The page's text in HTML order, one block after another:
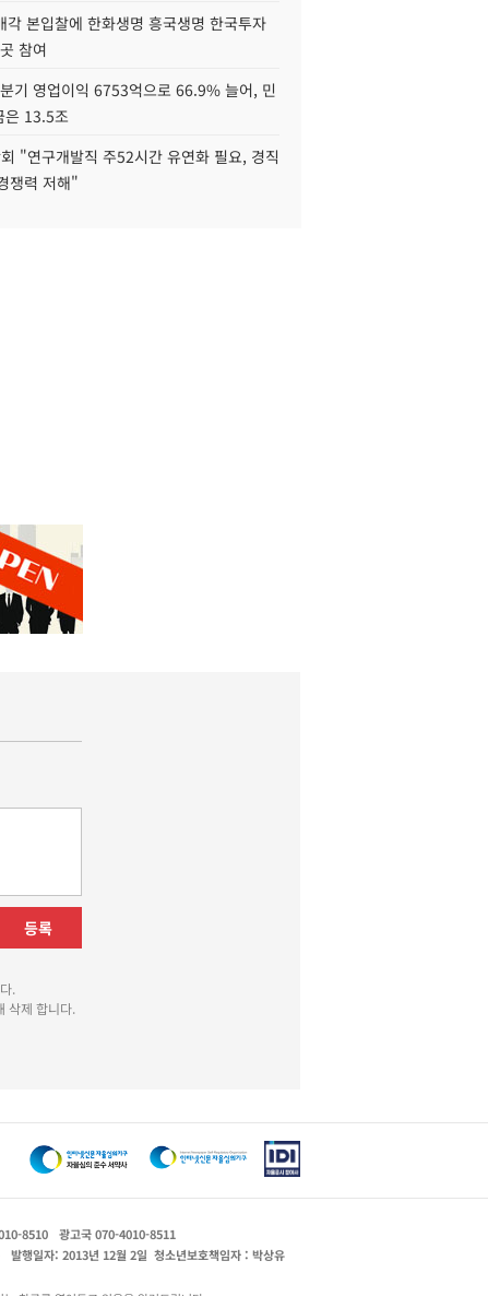
각 본입찰에 한화생명 흥국생명 한국투자
참여
기 영업이익 6753억으로 66.9% 늘어, 민
은 13.5조
"연구개발직 주52시간 유연화 필요, 경직
쟁력 저해"
등록
.
삭제 합니다.
8510
광고국 070-4010-8511
발행일자: 2013년 12월 2일 청소년보호책임자 : 박상유